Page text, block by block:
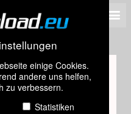
einige Cookies.
andere uns helfen,
zu verbessern.
Statistiken
enthalten, die nur für
geeignet sind.